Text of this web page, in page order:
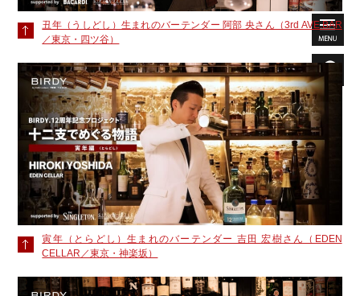
丑年（うしどし）生まれのバーテンダー 阿部 央さん（3rd AVE.BAR
／東京・四ツ谷）
寅年（とらどし）生まれのバーテンダー 吉田 宏樹さん（EDEN
CELLAR／東京・神楽坂）